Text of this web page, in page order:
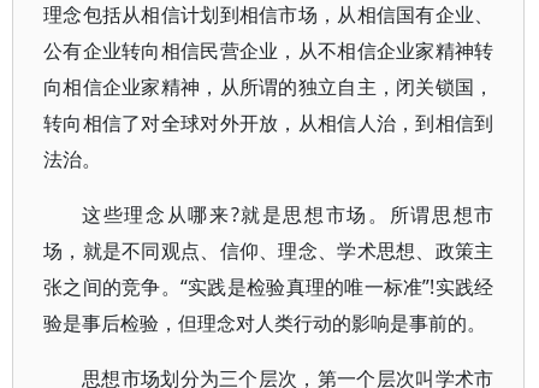
理念包括从相信计划到相信市场，从相信国有企业、
公有企业转向相信民营企业，从不相信企业家精神转
向相信企业家精神，从所谓的独立自主，闭关锁国，
转向相信了对全球对外开放，从相信人治，到相信到
法治。
这些理念从哪来?就是思想市场。所谓思想市
场，就是不同观点、信仰、理念、学术思想、政策主
张之间的竞争。“实践是检验真理的唯一标准”!实践经
验是事后检验，但理念对人类行动的影响是事前的。
思想市场划分为三个层次，第一个层次叫学术市